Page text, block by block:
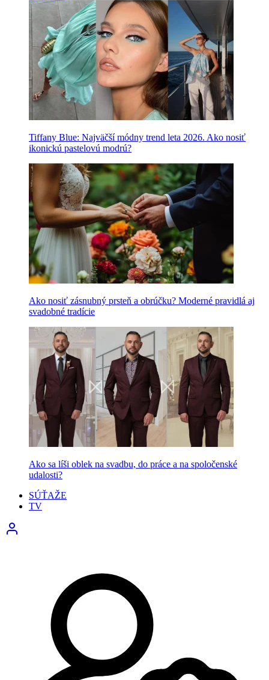
Tiffany Blue: Najväčší módny trend leta 2026. Ako nosiť
ikonickú pastelovú modrú?
Ako nosiť zásnubný prsteň a obrúčku? Moderné pravidlá aj
svadobné tradície
Ako sa líši oblek na svadbu, do práce a na spoločenské
udalosti?
SÚŤAŽE
TV